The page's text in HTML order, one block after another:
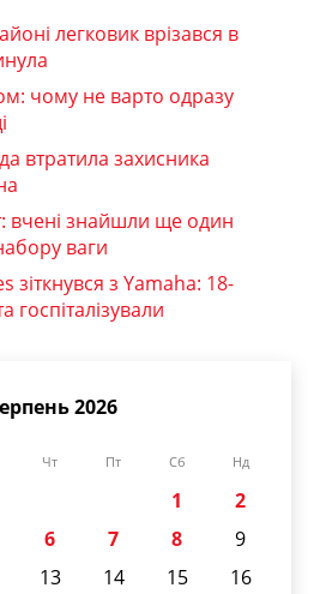
легковик врізався в
чому не варто одразу
втратила захисника
вчені знайшли ще один
ваги
з Yamaha: 18-
госпіталізували
2026
Чт Пт Сб Нд
1
2
6 7 8
9
13 14 15
16